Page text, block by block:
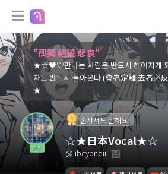
"孤獨 絕望 悲哀"
★☆♥♡만나는 사람은 반드시 헤어지게
자는 반드시 돌아온다 (會者定離 去者
★
32
혼자서도 잘해요
☆★日本Vocal★☆
@iibeyondii